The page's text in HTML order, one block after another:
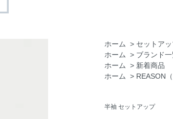
ホーム > セットア
ホーム
> ブランド
ホーム
> 新着商品
ホーム
> REASON
半袖 セットアップ